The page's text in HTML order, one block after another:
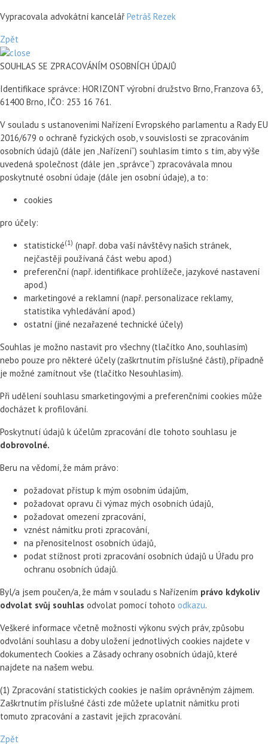
Vypracovala advokátní kancelář Petráš Rezek
Zpět
SOUHLAS SE ZPRACOVÁNÍM OSOBNÍCH ÚDAJŮ
Identifikace správce: HORIZONT výrobní družstvo Brno, Franzova 63,
61400 Brno, IČO: 253 16 761.
V souladu s ustanoveními Nařízení Evropského parlamentu a Rady EU
2016/679 o ochraně fyzických osob, v souvislosti se zpracováním
osobních údajů (dále jen „Nařízení“) souhlasím tímto s tím, aby výše
uvedená společnost (dále jen „správce“) zpracovávala mnou
poskytnuté osobní údaje (dále jen osobní údaje), a to:
cookies
pro účely:
statistické(1) (např. doba vaší návštěvy našich stránek,
nejčastěji používaná část webu apod.)
preferenční (např. identifikace prohlížeče, jazykové nastavení
apod.)
marketingové a reklamní (např. personalizace reklamy,
statistika vyhledávání apod.)
ostatní (jiné nezařazené technické účely)
Souhlas je možno nastavit pro všechny (tlačítko Ano, souhlasím)
nebo pouze pro některé účely (zaškrtnutím příslušné části), případně
je možné zamítnout vše (tlačítko Nesouhlasím).
Při udělení souhlasu smarketingovými a preferenčními cookies může
docházet k profilování.
Poskytnutí údajů k účelům zpracování dle tohoto souhlasu je
dobrovolné.
Beru na vědomí, že mám právo:
požadovat přístup k mým osobním údajům,
požadovat opravu či výmaz mých osobních údajů,
požadovat omezení zpracování,
vznést námitku proti zpracování,
na přenositelnost osobních údajů,
podat stížnost proti zpracování osobních údajů u Úřadu pro
ochranu osobních údajů.
Byl/a jsem poučen/a, že mám v souladu s Nařízením právo kdykoliv
odvolat svůj souhlas odvolat pomocí tohoto odkazu.
Veškeré informace včetně možnosti výkonu svých práv, způsobu
odvolání souhlasu a doby uložení jednotlivých cookies najdete v
dokumentech Cookies a Zásady ochrany osobních údajů, které
najdete na našem webu.
(1) Zpracování statistických cookies je naším oprávněným zájmem.
Zaškrtnutím příslušné části zde můžete uplatnit námitku proti
tomuto zpracování a zastavit jejich zpracování.
Zpět